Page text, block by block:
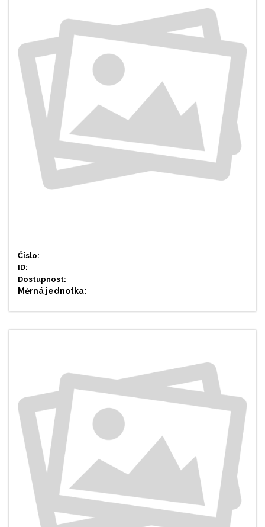
Číslo:
ID:
Dostupnost:
Měrná jednotka: